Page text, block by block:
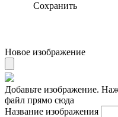
Сохранить
Новое изображение
Добавьте изображение.
файл прямо сюда
Название изображения